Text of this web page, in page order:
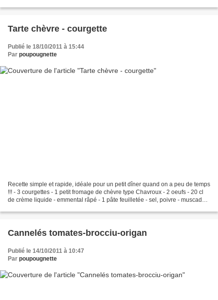
Tarte chèvre - courgette
Publié le 18/10/2011 à 15:44
Par poupougnette
Recette simple et rapide, idéale pour un petit dîner quand on a peu de temps
!!! - 3 courgettes - 1 petit fromage de chèvre type Chavroux - 2 oeufs - 20 cl
de crème liquide - emmental râpé - 1 pâte feuilletée - sel, poivre - muscade
Cannelés tomates-brocciu-origan
Publié le 14/10/2011 à 10:47
Par poupougnette